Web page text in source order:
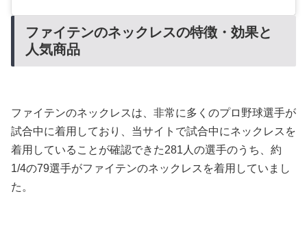
ファイテンのネックレスの特徴・効果と
人気商品
ファイテンのネックレスは、非常に多くのプロ野球選手が
試合中に着用しており、当サイトで試合中にネックレスを
着用していることが確認できた281人の選手のうち、約
1/4の79選手がファイテンのネックレスを着用していまし
た。